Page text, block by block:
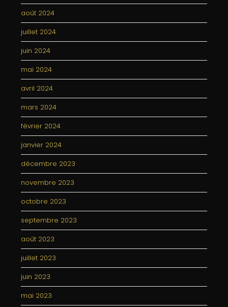
août 2024
juillet 2024
juin 2024
mai 2024
avril 2024
mars 2024
février 2024
janvier 2024
décembre 2023
novembre 2023
octobre 2023
septembre 2023
août 2023
juillet 2023
juin 2023
mai 2023